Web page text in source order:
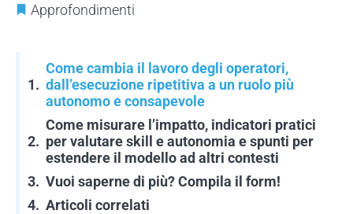
Approfondimenti
Come cambia il lavoro degli operatori,
dall’esecuzione ripetitiva a un ruolo più
autonomo e consapevole
Come misurare l’impatto, indicatori pratici
per valutare skill e autonomia e spunti per
estendere il modello ad altri contesti
Vuoi saperne di più? Compila il form!
Articoli correlati